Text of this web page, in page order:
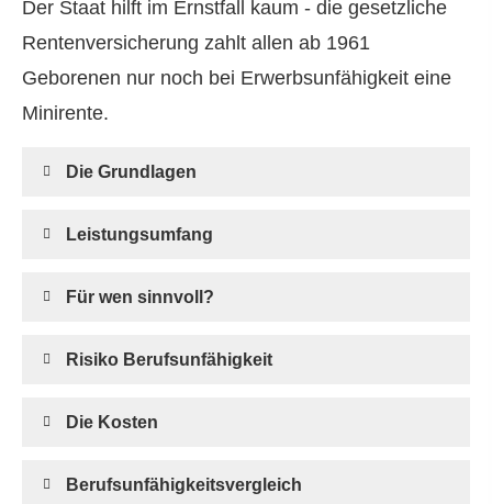
Der Staat hilft im Ernstfall kaum - die gesetzliche
Rentenversicherung zahlt allen ab 1961
Geborenen nur noch bei Erwerbsunfähigkeit eine
Minirente.
Die Grundlagen
Leistungsumfang
Für wen sinnvoll?
Risiko Berufs­unfähig­keit
Die Kosten
Berufs­unfähig­keitsvergleich